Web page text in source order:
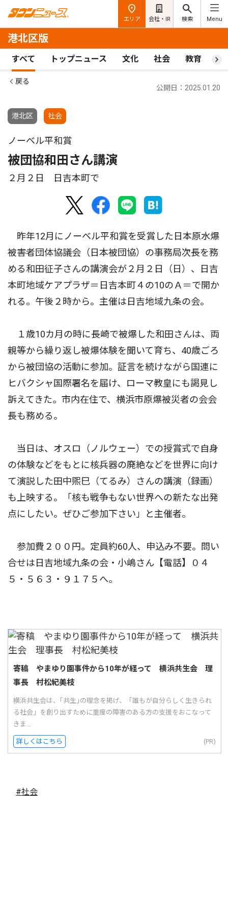
エリア 会社・IR 検索 Menu
港北区版
すべて トップニュース 文化 社会 教育 ス
戻る
港北区 社会
公開日：2025.01.20
ノーベル平和賞
被団協和田さん講演
２月２日 日吉本町で
昨年12月にノーベル平和賞を受賞した日本原水爆
被害者団体協議会（日本被団協）の事務局次長を務
める和田征子さんの講演会が２月２日（日）、日吉
本町地域ケアプラザ＝日吉本町４の10のＡ＝で開か
れる。午後２時から。主催は日吉地域九条の会。
１歳10カ月の時に長崎で被爆した和田さんは、両
親等から繰り返し被爆体験を聞いて育ち、40歳ごろ
から被団協の活動に参加。証言を続けながら国連に
ヒバクシャ国際署名を届け、ローマ教皇にも謁見し
訴えてきた。市内在住で、横浜市原爆被災者の会会
長も務める。
当日は、オスロ（ノルウェー）での授賞式で自身
の体験などをもとに核兵器の廃絶などを世界に向け
て演説した田中煕巳（てるみ）さんの講演（録画）
も上映する。「核も戦争もない世界への新たな出発
点にしたい。ぜひご参加下さい」と主催者。
参加費２００円。定員約60人、申込み不要。問い
合せは日吉地域九条の会・小嶋さん【電話】０４
５・５６３・９１７５へ。
寄稿 やまゆり園事件から10年が経って 横浜共生会 理
事長 村松紀美枝
横浜共生会は、｢共生｣の理念を掲げ、「誰もが自分らしく生きられ
る社会」を創り出すために重度の障害のある方の支援をおこなって
きま...
詳しくはこちら (PR)
#社会